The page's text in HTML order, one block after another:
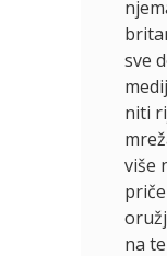
sve
niti
više
na